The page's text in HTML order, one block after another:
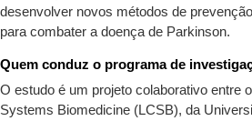
desenvolver novos métodos de
para combater a doença de Parkinson.
Quem conduz o programa de
O estudo é um projeto colaborativo entre
Systems Biomedicine (LCSB), da